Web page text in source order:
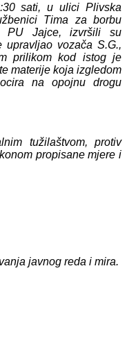
sati, u ulici Plivska
Tima za borbu
PU Jajce, izvršili su
upravljao vozača S.G.,
prilikom kod istog je
materije koja izgledom
na opojnu drogu
tužilaštvom, protiv
propisane mjere i
javnog reda i mira.